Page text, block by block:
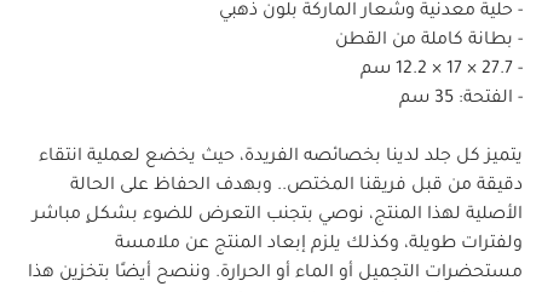
- حلية معدنية وشعار الماركة بلون ذهبي
- بطانة كاملة من القطن
- ‏27.7 × 17 × 12.2 سم
- الفتحة: 35 سم
يتميز كل جلد لدينا بخصائصه الفريدة، حيث يخضع لعملية انتقاء
دقيقة من قبل فريقنا المختص.. وبهدف الحفاظ على الحالة
الأصلية لهذا المنتج، نوصي بتجنب التعرض للضوء بشكلٍ مباشر
ولفترات طويلة، وكذلك يلزم إبعاد المنتج عن ملامسة
مستحضرات التجميل أو الماء أو الحرارة. وننصح أيضًا بتخزين هذا